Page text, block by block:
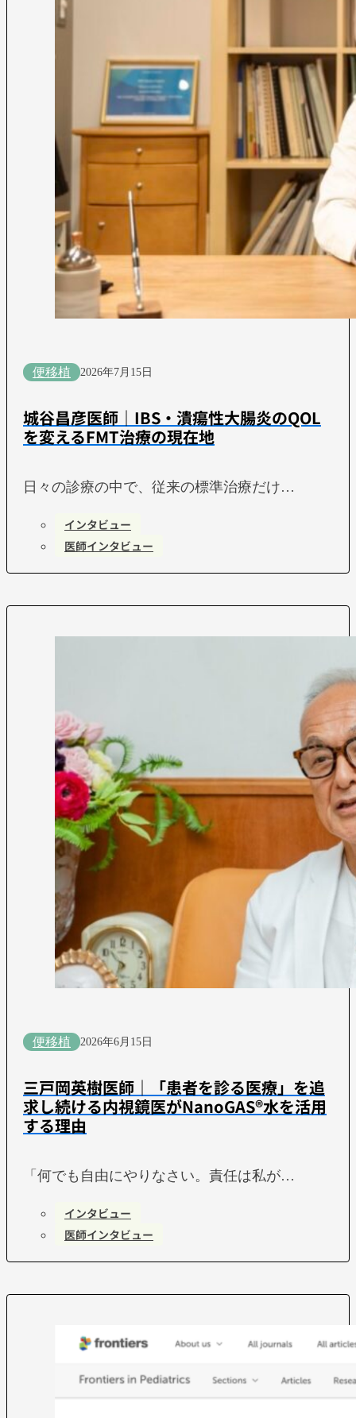
便移植 2026年7月15日
城谷昌彦医師｜IBS・潰瘍性大腸炎のQOL
を変えるFMT治療の現在地
日々の診療の中で、従来の標準治療だけ…
インタビュー
医師インタビュー
便移植 2026年6月15日
三戸岡英樹医師｜「患者を診る医療」を追
求し続ける内視鏡医がNanoGAS®水を活用
する理由
「何でも自由にやりなさい。責任は私が…
インタビュー
医師インタビュー